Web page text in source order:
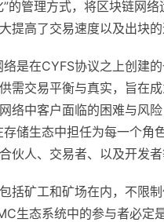
”的管理方式，将区块链网
提高了交易速度以及出块
是在CYFS协议之上创建
需交易平衡与真实，旨在
络中客户面临的困难与风
储生态中担任为每一个角
伙人、交易者、以及开发
括矿工和矿场在内，不限
生态系统中的参与者必定